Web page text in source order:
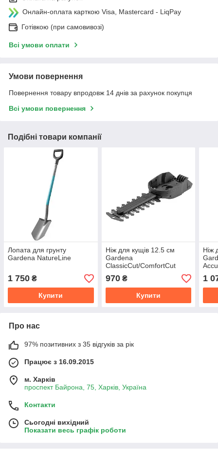
Онлайн-оплата карткою Visa, Mastercard - LiqPay
Готівкою (при самовивозі)
Всі умови оплати
Умови повернення
Повернення товару впродовж 14 днів за рахунок покупця
Всі умови повернення
Подібні товари компанії
Лопата для грунту
Gardena NatureLine
1 750 ₴
Купити
Ніж для кущів 12.5 см
Gardena
ClassicCut/ComfortCut
970₴
Купити
Ніж
1
Про нас
97% позитивних з 35 відгуків за рік
Працює з 16.09.2015
м. Харків
проспект Байрона, 75, Харків, Україна
Контакти
Сьогодні вихідний
Показати весь графік роботи